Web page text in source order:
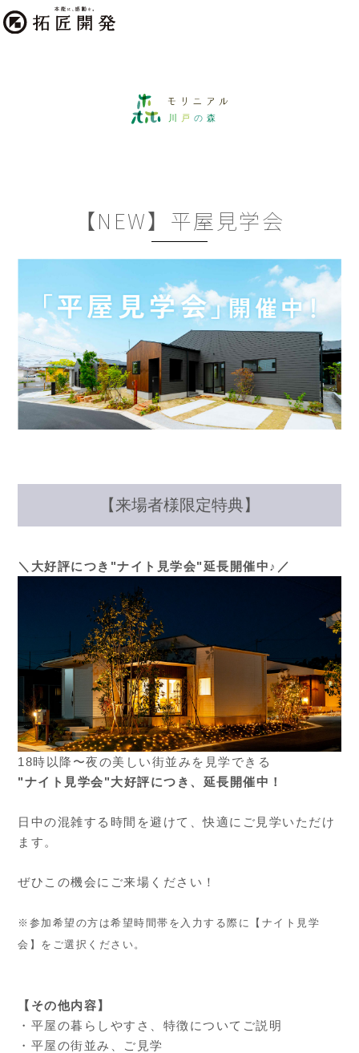
【NEW】平屋見学会
【来場者様限定特典】
＼大好評につき"ナイト見学会"延長開催中♪／
18時以降〜夜の美しい街並みを見学できる
"ナイト見学会"大好評につき、延長開催中！
日中の混雑する時間を避けて、快適にご見学いただけ
ます。
ぜひこの機会にご来場ください！
※参加希望の方は希望時間帯を入力する際に【ナイト見学
会】をご選択ください。
【その他内容】
・平屋の暮らしやすさ、特徴についてご説明
・平屋の街並み、ご見学